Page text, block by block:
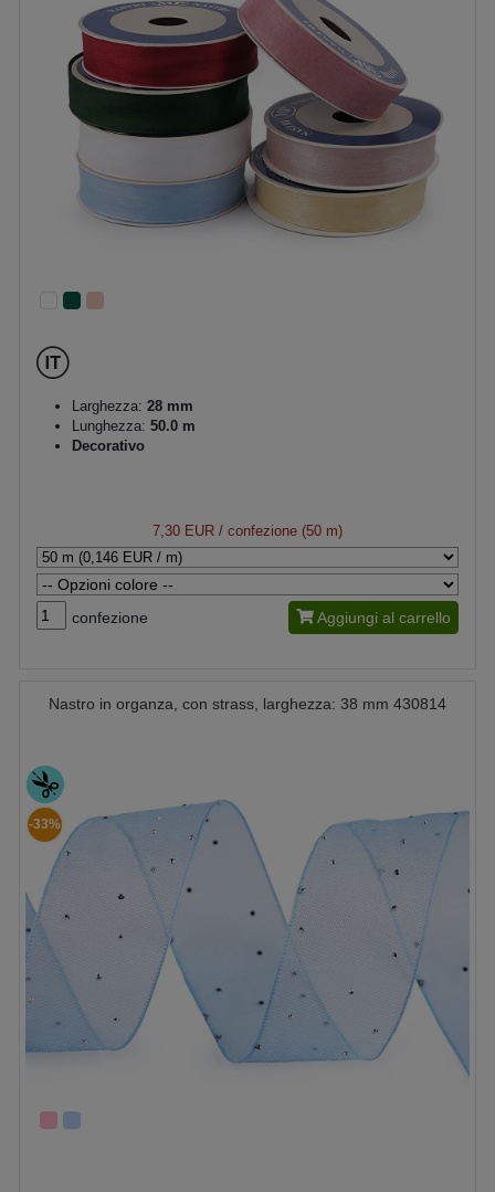
Larghezza: 28 mm
Lunghezza: 50.0 m
Decorativo
7,30 EUR / confezione (50 m)
confezione Aggiungi al carrello
Nastro in organza, con strass, larghezza: 38 mm 430814
-33%